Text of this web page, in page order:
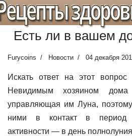
Есть ли в вашем
Furycoins Новости 04 декабря
Искать ответ на этот
Невидимым хозяином
управляющая им Луна,
ними в контакт в период
активности — в день